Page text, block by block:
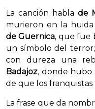
La canción habla de
murieron en la huida
de Guernica, que fue
un símbolo del terror;
con dureza una
Badajoz, donde hubo
de que los
La frase que da